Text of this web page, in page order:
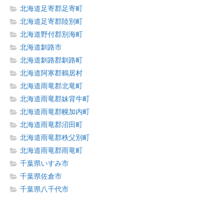
北海道足寄郡足寄町
北海道足寄郡陸別町
北海道野付郡別海町
北海道釧路市
北海道釧路郡釧路町
北海道阿寒郡鶴居村
北海道雨竜郡北竜町
北海道雨竜郡妹背牛町
北海道雨竜郡幌加内町
北海道雨竜郡沼田町
北海道雨竜郡秩父別町
北海道雨竜郡雨竜町
千葉県いすみ市
千葉県佐倉市
千葉県八千代市